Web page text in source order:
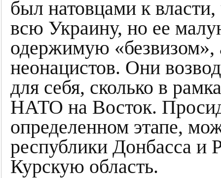
был натовцами к власти,
всю Украину, но ее
одержимую «безвизом»,
неонацистов. Они
для себя, сколько в
НАТО на Восток.
определенном этапе,
республики Донбасса и
Курскую область.